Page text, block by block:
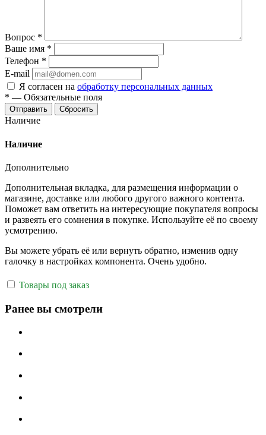
Вопрос *
Ваше имя *
Телефон *
E-mail
Я согласен на обработку персональных данных
* — Обязательные поля
Отправить Сбросить
Наличие
Наличие
Дополнительно
Дополнительная вкладка, для размещения информации о
магазине, доставке или любого другого важного контента.
Поможет вам ответить на интересующие покупателя вопросы
и развеять его сомнения в покупке. Используйте её по своему
усмотрению.
Вы можете убрать её или вернуть обратно, изменив одну
галочку в настройках компонента. Очень удобно.
Товары под заказ
Ранее вы смотрели